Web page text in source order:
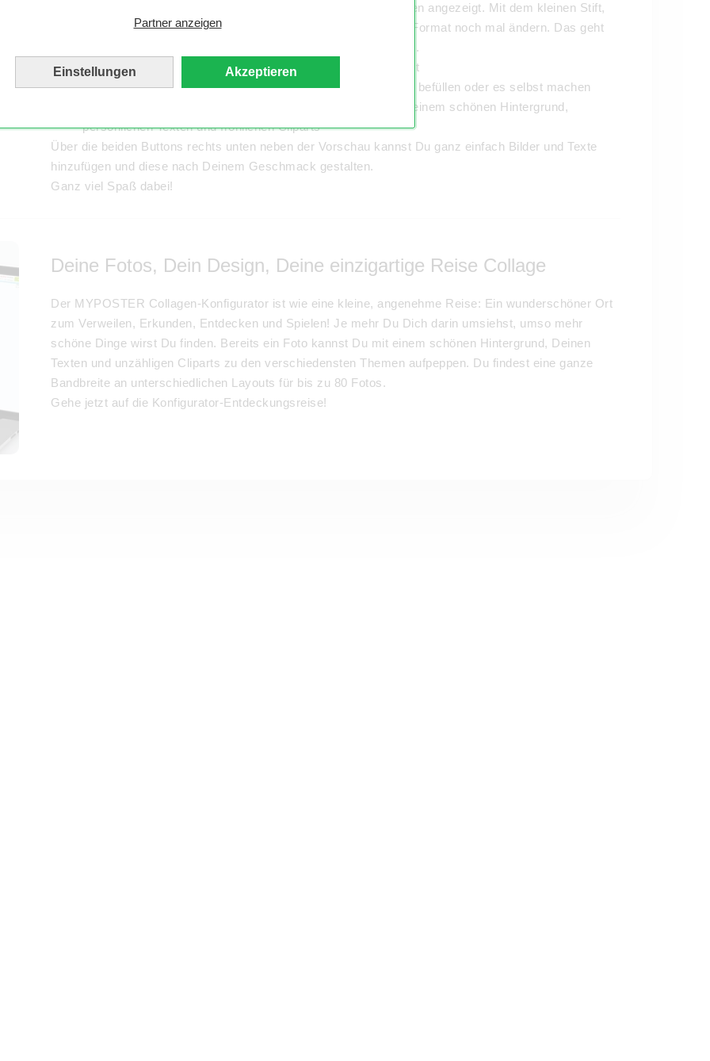
Partner anzeigen
Einstellungen Akzeptieren
Oben links im Konfigurator werden Dir die gewählten Angaben angezeigt. Mit dem kleinen Stift,
der sich daneben befindet, kannst Du das Material und das Format noch mal ändern. Das geht
ebenso über die Buttons rechts neben der Collage-Vorschau.
Lade jetzt Deine Bilder hoch und wähle das passende Layout
Du kannst das Layout-Raster automatisch mit Deinen Fotos befüllen oder es selbst machen
Erstelle Deine Collage Urlaub nun nach Lust und Laune mit einem schönen Hintergrund,
persönlichen Texten und fröhlichen Cliparts
Über die beiden Buttons rechts unten neben der Vorschau kannst Du ganz einfach Bilder und Texte
hinzufügen und diese nach Deinem Geschmack gestalten.
Ganz viel Spaß dabei!
Deine Fotos, Dein Design, Deine einzigartige Reise Collage
Der MYPOSTER Collagen-Konfigurator ist wie eine kleine, angenehme Reise: Ein wunderschöner Ort
zum Verweilen, Erkunden, Entdecken und Spielen! Je mehr Du Dich darin umsiehst, umso mehr
schöne Dinge wirst Du finden. Bereits ein Foto kannst Du mit einem schönen Hintergrund, Deinen
Texten und unzähligen Cliparts zu den verschiedensten Themen aufpeppen. Du findest eine ganze
Bandbreite an unterschiedlichen Layouts für bis zu 80 Fotos.
Gehe jetzt auf die Konfigurator-Entdeckungsreise!